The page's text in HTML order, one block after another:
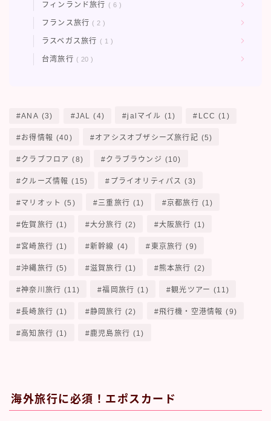
フィンランド旅行 6
フランス旅行 2
ラスベガス旅行 1
台湾旅行 20
ANA (3) JAL (4) jalマイル (1) LCC (1)
お得情報 (40) オアシスオブザシーズ旅行記 (5)
クラブフロア (8) クラブラウンジ (10)
クルーズ情報 (15) プライオリティパス (3)
マリオット (5) 三重旅行 (1) 京都旅行 (1)
佐賀旅行 (1) 大分旅行 (2) 大阪旅行 (1)
宮崎旅行 (1) 新幹線 (4) 東京旅行 (9)
沖縄旅行 (5) 滋賀旅行 (1) 熊本旅行 (2)
神奈川旅行 (11) 福岡旅行 (1) 観光ツアー (11)
長崎旅行 (1) 静岡旅行 (2) 飛行機・空港情報 (9)
高知旅行 (1) 鹿児島旅行 (1)
海外旅行に必須！エポスカード